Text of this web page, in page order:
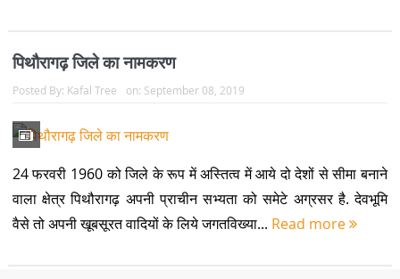
पिथौरागढ़ जिले का नामकरण
Posted By: Kafal Tree on: September 08, 2019
24 फरवरी 1960 को जिले के रूप में अस्तित्व में आये दो देशों से सीमा बनाने
वाला क्षेत्र पिथौरागढ़ अपनी प्राचीन सभ्यता को समेटे अग्रसर है. देवभूमि
वैसे तो अपनी खूबसूरत वादियों के लिये जगतविख्या... Read more